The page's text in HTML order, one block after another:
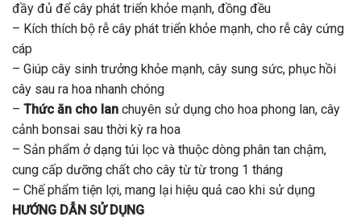
đầy đủ để cây phát triển khỏe mạnh, đồng đều
– Kích thích bộ rễ cây phát triển khỏe mạnh, cho rễ cây cứng
cáp
– Giúp cây sinh trưởng khỏe mạnh, cây sung sức, phục hồi
cây sau ra hoa nhanh chóng
– Thức ăn cho lan chuyên sử dụng cho hoa phong lan, cây
cảnh bonsai sau thời kỳ ra hoa
– Sản phẩm ở dạng túi lọc và thuộc dòng phân tan chậm,
cung cấp dưỡng chất cho cây từ từ trong 1 tháng
– Chế phẩm tiện lợi, mang lại hiệu quả cao khi sử dụng
HƯỚNG DẪN SỬ DỤNG